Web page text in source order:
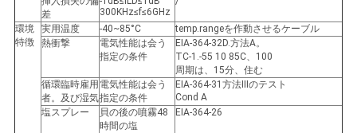
ー
差
300KHz≤f≤6GHz
環境
特徴
実用温度 -40~85°C
temp.rangeを作動させるケーブル
熱衝撃
電気性能は会う
指定の条件
EIA-364-32D.方法A。
TC-1.-55 10 85C、100
周期は、15分、住む
循環臨時雇用
者。及び湿気
電気性能は会う
指定の条件
EIA-364-31方法IIIのテスト
Cond A
塩スプレー
貝の後の噴霧48
時間の塩
EIA-364-26